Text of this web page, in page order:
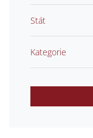
Stát
Kategorie